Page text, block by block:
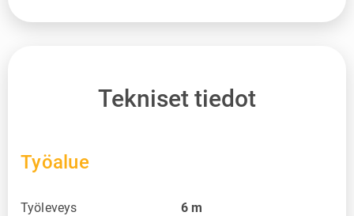
Tekniset tiedot
Työalue
Työleveys 6 m